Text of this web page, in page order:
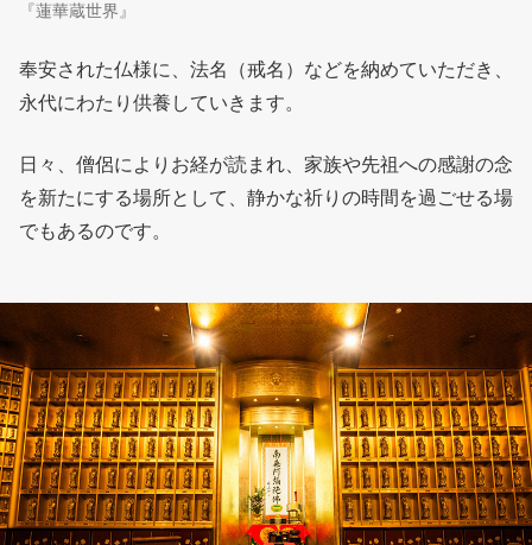
『蓮華蔵世界』
奉安された仏様に、法名（戒名）などを納めていただき、
永代にわたり供養していきます。
日々、僧侶によりお経が読まれ、家族や先祖への感謝の念
を新たにする場所として、静かな祈りの時間を過ごせる場
でもあるのです。